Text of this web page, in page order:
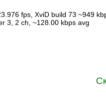
fps, XviD build 73 ~949
3, 2 ch, ~128.00 kbps avg